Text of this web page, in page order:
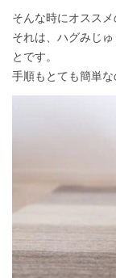
そんな時にオススメ
それは、ハグみじ
とです。
手順もとても簡単な